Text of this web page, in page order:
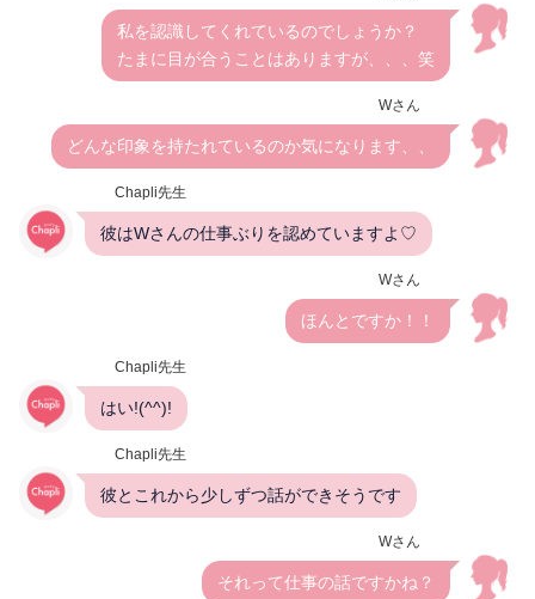
私を認識してくれているのでしょうか？
たまに目が合うことはありますが、、、笑
Wさん
どんな印象を持たれているのか気になります、、
Chapli先生
彼はWさんの仕事ぶりを認めていますよ♡
Wさん
ほんとですか！！
Chapli先生
はい!(^^)!
Chapli先生
彼とこれから少しずつ話ができそうです
Wさん
それって仕事の話ですかね？